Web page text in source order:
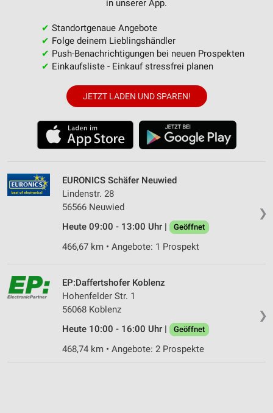
in unserer App.
✔ Standortgenaue Angebote
✔ Folge deinem Lieblingshändler
✔ Push-Benachrichtigungen bei neuen Prospekten
✔ Einkaufsliste - Einkauf stressfrei planen
JETZT LADEN UND SPAREN!
❯
EURONICS Schäfer Neuwied
Lindenstr. 28
56566 Neuwied
Heute 09:00 - 13:00 Uhr |
Geöffnet
466,67 km • Angebote: 1 Prospekt
❯
EP:Daffertshofer Koblenz
Hohenfelder Str. 1
56068 Koblenz
Heute 10:00 - 16:00 Uhr |
Geöffnet
468,74 km • Angebote: 2 Prospekte